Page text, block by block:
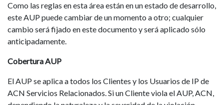
Como las reglas en esta área están en un estado de desarrollo,
este AUP puede cambiar de un momento a otro; cualquier
cambio será fijado en este documento y será aplicado sólo
anticipadamente.
Cobertura AUP
El AUP se aplica a todos los Clientes y los Usuarios de IP de
ACN Servicios Relacionados. Si un Cliente viola el AUP, ACN,